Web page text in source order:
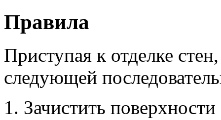
Правила
Приступая к отделке
следующей
Зачистить